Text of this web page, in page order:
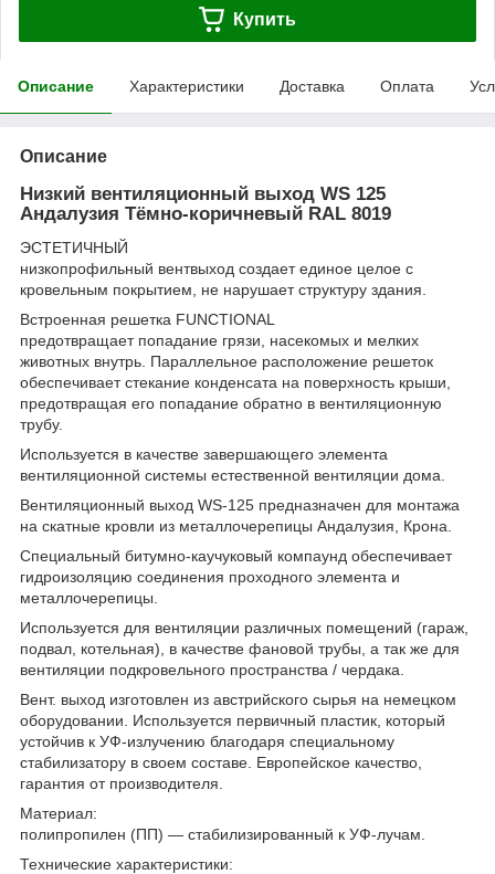
Купить
Описание Характеристики Доставка Оплата
Описание
Низкий вентиляционный выход WS 125
Андалузия Тёмно-коричневый RAL 8019
ЭСТЕТИЧНЫЙ
низкопрофильный вентвыход создает единое целое с
кровельным покрытием, не нарушает структуру здания.
Встроенная решетка FUNCTIONAL
предотвращает попадание грязи, насекомых и мелких
животных внутрь. Параллельное расположение решеток
обеспечивает стекание конденсата на поверхность крыши,
предотвращая его попадание обратно в вентиляционную
трубу.
Используется в качестве завершающего элемента
вентиляционной системы естественной вентиляции дома.
Вентиляционный выход WS-125 предназначен для монтажа
на скатные кровли из металлочерепицы Андалузия, Крона.
Специальный битумно-каучуковый компаунд обеспечивает
гидроизоляцию соединения проходного элемента и
металлочерепицы.
Используется для вентиляции различных помещений (гараж,
подвал, котельная), в качестве фановой трубы, а так же для
вентиляции подкровельного пространства / чердака.
Вент. выход изготовлен из австрийского сырья на немецком
оборудовании. Используется первичный пластик, который
устойчив к УФ-излучению благодаря специальному
стабилизатору в своем составе. Европейское качество,
гарантия от производителя.
Материал:
полипропилен (ПП) — стабилизированный к УФ-лучам.
Технические характеристики: